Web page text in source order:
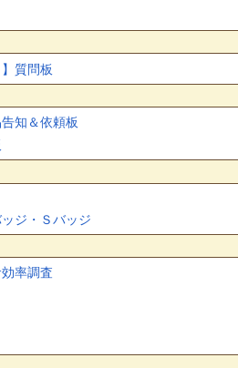
質問板
知＆依頼板
ジ・Ｓバッジ
率調査